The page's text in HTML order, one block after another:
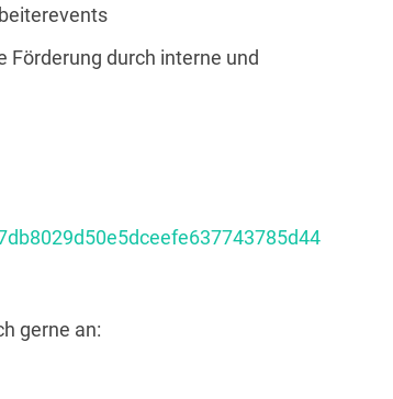
Förderung durch interne und
gerne an: